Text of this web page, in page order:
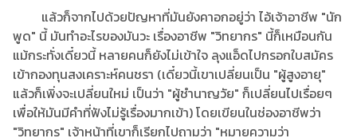
แล้วก็จากไปด้วยปัญหาที่มันยังคาอกอยู่ว่า ไอ้เจ้าอาชีพ "นัก
พูด" นี้ มันทำอะไรของมันวะ เรื่องอาชีพ "วิทยากร" นี้ก็เหมือนกัน
แม้กระทั่งเดี๋ยวนี้ หลายคนก็ยังไม่เข้าใจ ลุงแอ็ดไปกรอกใบสมัคร
เข้ากองทุนสงเคราะห์คนชรา (เดี๋ยวนี้เขาเปลี่ยนเป็น "ผู้สูงอายุ"
แล้วก็เพิ่งจะเปลี่ยนใหม่ เป็นว่า "ผู้ชำนาญวัย" ก็เปลี่ยนไปเรื่อยๆ
เพื่อให้มันมีคำที่ฟังไม่รู้เรื่องมากเข้า) โดยเขียนในช่องอาชีพว่า
"วิทยากร" เจ้าหน้าที่เขาก็เรียกไปถามว่า "หมายความว่า